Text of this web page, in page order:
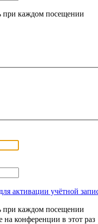
при каждом посещении
активации учётной
при каждом посещении
конференции в этот раз